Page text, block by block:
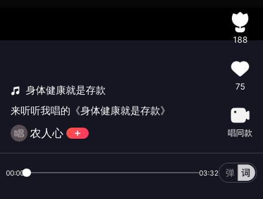
身体健康就是存款
来听听我唱的《身体健康就是存款》
农人心
188
75
唱同款
00:00 03:32